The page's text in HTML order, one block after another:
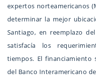
expertos norteamericanos
determinar la mejor
Santiago, en reemplazo
satisfacía los
tiempos. El
del Banco Interamericano